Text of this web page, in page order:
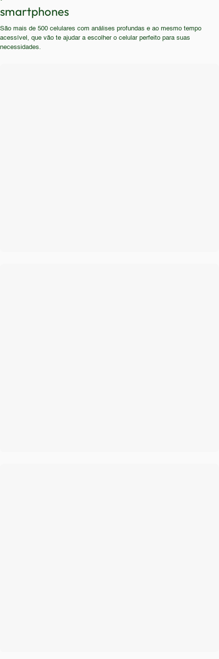
Mesmo assim, seria crucial verificar o estado da
bateria e garantir que o aparelho atenda às
modernos. Também não é indicado para quem
utiliza muitos aplicativos, joga jogos ou exige
multitarefa. A experiência de uso seria frustrante
para quem busca um aparelho que acompanhe as
smartphones
São mais de 500 celulares com análises profundas e ao mesmo tempo
acessível, que vão te ajudar a escolher o celular perfeito para suas
necessidades.